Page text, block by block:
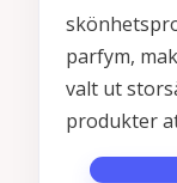
parfym,
valt ut
produkter